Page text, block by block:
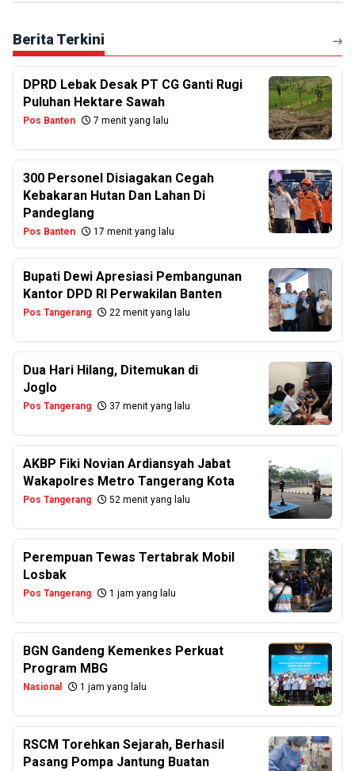
Berita Terkini
DPRD Lebak Desak PT CG Ganti Rugi
Puluhan Hektare Sawah
Pos Banten 7 menit yang lalu
300 Personel Disiagakan Cegah
Kebakaran Hutan Dan Lahan Di
Pandeglang
Pos Banten 17 menit yang lalu
Bupati Dewi Apresiasi Pembangunan
Kantor DPD RI Perwakilan Banten
Pos Tangerang 22 menit yang lalu
Dua Hari Hilang, Ditemukan di
Joglo
Pos Tangerang 37 menit yang lalu
AKBP Fiki Novian Ardiansyah Jabat
Wakapolres Metro Tangerang Kota
Pos Tangerang 52 menit yang lalu
Perempuan Tewas Tertabrak Mobil
Losbak
Pos Tangerang 1 jam yang lalu
BGN Gandeng Kemenkes Perkuat
Program MBG
Nasional 1 jam yang lalu
RSCM Torehkan Sejarah, Berhasil
Pasang Pompa Jantung Buatan